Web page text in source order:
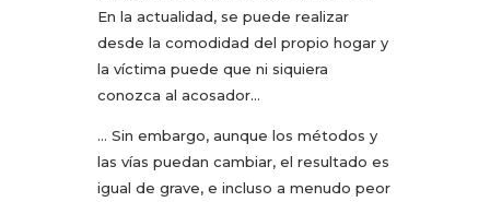
En la actualidad, se puede realizar
desde la comodidad del propio hogar y
la víctima puede que ni siquiera
conozca al acosador…
… Sin embargo, aunque los métodos y
las vías puedan cambiar, el resultado es
igual de grave, e incluso a menudo peor